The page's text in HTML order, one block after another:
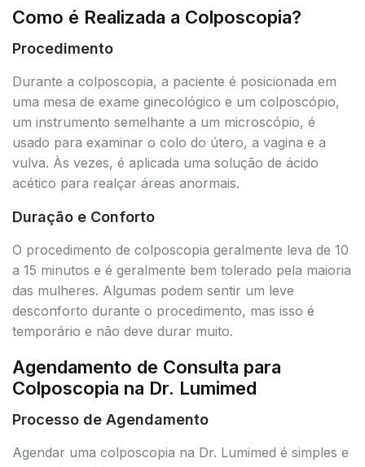
Como é Realizada a Colposcopia?
Procedimento
Durante a colposcopia, a paciente é posicionada em
uma mesa de exame ginecológico e um colposcópio,
um instrumento semelhante a um microscópio, é
usado para examinar o colo do útero, a vagina e a
vulva. Às vezes, é aplicada uma solução de ácido
acético para realçar áreas anormais.
Duração e Conforto
O procedimento de colposcopia geralmente leva de 10
a 15 minutos e é geralmente bem tolerado pela maioria
das mulheres. Algumas podem sentir um leve
desconforto durante o procedimento, mas isso é
temporário e não deve durar muito.
Agendamento de Consulta para
Colposcopia na Dr. Lumimed
Processo de Agendamento
Agendar uma colposcopia na Dr. Lumimed é simples e